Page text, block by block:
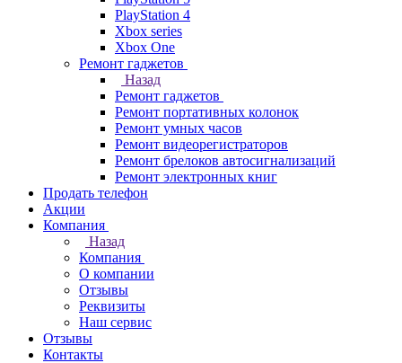
PlayStation 4
Xbox series
Xbox One
Ремонт гаджетов
Назад
Ремонт гаджетов
Ремонт портативных колонок
Ремонт умных часов
Ремонт видеорегистраторов
Ремонт брелоков автосигнализаций
Ремонт электронных книг
Продать телефон
Акции
Компания
Назад
Компания
О компании
Отзывы
Реквизиты
Наш сервис
Отзывы
Контакты